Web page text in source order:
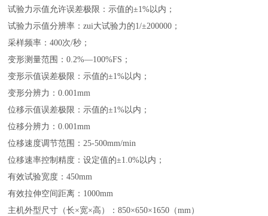
试验力示值允许误差极限：示值的±1%以内；
试验力示值分辨率：zui大试验力的1/±200000 ；
采样频率：400次/秒；
变形测量范围：0.2%—100%FS ；
变形示值误差极限：示值的±1%以内；
变形分辨力：0.001mm
位移示值误差极限：示值的±1%以内；
位移分辨力：0.001mm
位移速度调节范围：25-500mm/min
位移速率控制精度：设定值的±1.0%以内；
有效试验宽度：450mm
有效拉伸空间距离： 1000mm
主机外型尺寸（长×宽×高）：850×650×1650 （mm）